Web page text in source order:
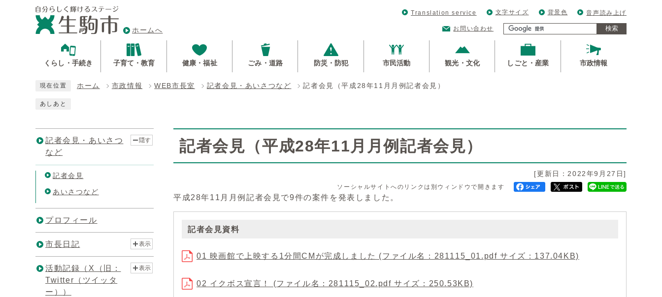
ホームへ
Translation service 文字サイズ 背景色 音声読み上げ
お問い合わせ 検索
くらし・手続き 子育て・教育 健康・福祉 ごみ・道路 防災・防犯 市民活動 観光・文化 しごと・産業 市政情報
現在位置 ホーム 市政情報 WEB市長室 記者会見・あいさつなど 記者会見（平成28年11月月例記者会見）
あしあと
記者会見（平成28年11月月例記者会見）
[更新日：2022年9月27日]
ソーシャルサイトへのリンクは別ウィンドウで開きます
平成28年11月月例記者会見で9件の案件を発表しました。
記者会見資料
01 映画館で上映する1分間CMが完成しました (ファイル名：281115_01.pdf サイズ：137.04KB)
02 イクボス宣言！ (ファイル名：281115_02.pdf サイズ：250.53KB)
記者会見・あいさつ
など
隠す
記者会見
あいさつなど
プロフィール
市長日記 表示
活動記録（X（旧：
Twitter（ツイッタ
ー））
表示